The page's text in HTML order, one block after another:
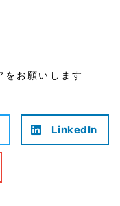
をお願いします
LinkedIn